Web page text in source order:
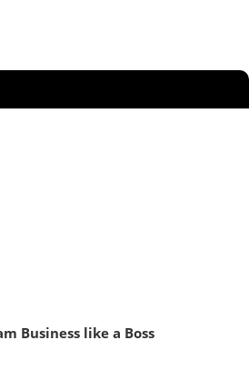
Business like a Boss